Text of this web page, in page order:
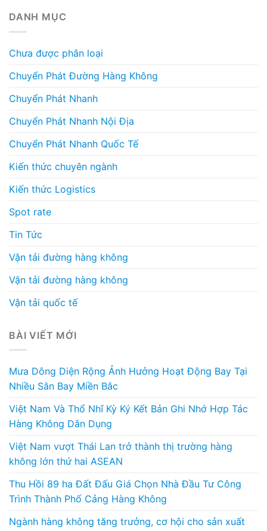
DANH MỤC
Chưa được phân loại
Chuyển Phát Đường Hàng Không
Chuyển Phát Nhanh
Chuyển Phát Nhanh Nội Địa
Chuyển Phát Nhanh Quốc Tế
Kiến thức chuyên ngành
Kiến thức Logistics
Spot rate
Tin Tức
Vận tải đường hàng không
Vận tải đường hàng không
Vận tải quốc tế
BÀI VIẾT MỚI
Mưa Dông Diện Rộng Ảnh Hưởng Hoạt Động Bay Tại
Nhiều Sân Bay Miền Bắc
Việt Nam Và Thổ Nhĩ Kỳ Ký Kết Bản Ghi Nhớ Hợp Tác
Hàng Không Dân Dụng
Việt Nam vượt Thái Lan trở thành thị trường hàng
không lớn thứ hai ASEAN
Thu Hồi 89 ha Đất Đấu Giá Chọn Nhà Đầu Tư Công
Trình Thành Phố Cảng Hàng Không
Ngành hàng không tăng trưởng, cơ hội cho sản xuất